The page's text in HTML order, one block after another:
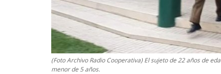
(Foto Archivo Radio Cooperativa) El sujeto de 22 años de
menor de 5 años.